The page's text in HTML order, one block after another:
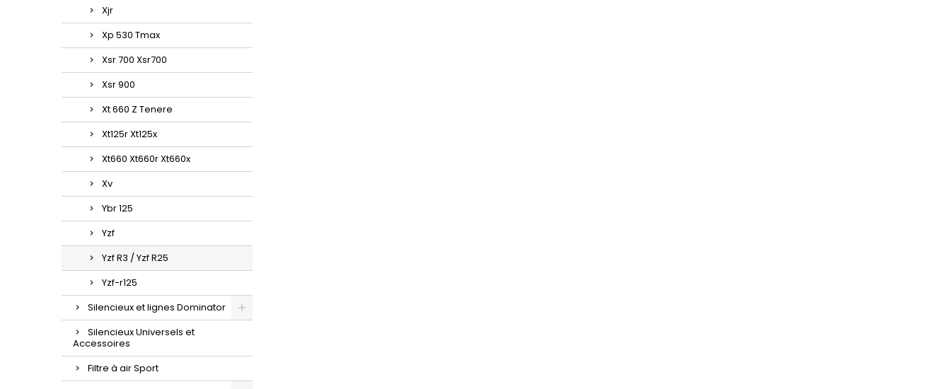
Xjr
Xp 530 Tmax
Xsr 700 Xsr700
Xsr 900
Xt 660 Z Tenere
Xt125r Xt125x
Xt660 Xt660r Xt660x
Xv
Ybr 125
Yzf
Yzf R3 / Yzf R25
Yzf-r125
Silencieux et lignes Dominator
Silencieux Universels et
Accessoires
Filtre à air Sport